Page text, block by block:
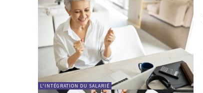
L'INTÉGRATION DU SALARIÉ